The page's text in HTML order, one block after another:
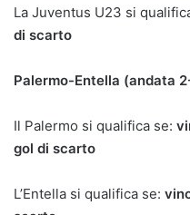
La Juventus U23 si
di scarto
Palermo-Entella (andata
Il Palermo si qualifica se:
gol di scarto
L’Entella si qualifica se: